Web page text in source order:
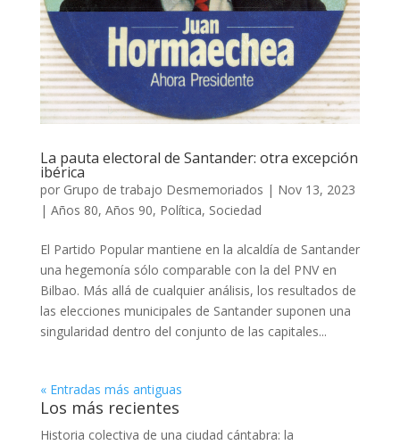
La pauta electoral de Santander: otra excepción
ibérica
por Grupo de trabajo Desmemoriados | Nov 13, 2023
| Años 80, Años 90, Política, Sociedad
El Partido Popular mantiene en la alcaldía de Santander
una hegemonía sólo comparable con la del PNV en
Bilbao. Más allá de cualquier análisis, los resultados de
las elecciones municipales de Santander suponen una
singularidad dentro del conjunto de las capitales...
« Entradas más antiguas
Los más recientes
Historia colectiva de una ciudad cántabra: la